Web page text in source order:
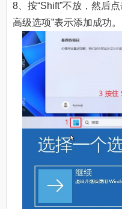
8、按“Shift”不放，然后
高级选项”表示添加成功。